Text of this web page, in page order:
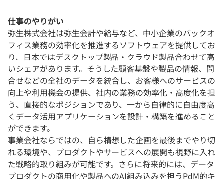
仕事のやりがい
弥生株式会社は弥生会計や給与など、中小企業のバックオ
フィス業務の効率化を推進するソフトウェアを提供してお
り、日本ではデスクトップ製品・クラウド製品合わせて高
いシェアがあります。そうした顧客基盤や製品の情報、問
合せなどの全社のデータを統合し、お客様へのサービスの
向上や利用機会の提供、社内の業務の効率化・高度化を担
う、直接的なポジションであり、一から自律的に自由度高
くデータ活用アプリケーションを設計・構築を進めること
ができます。
事業会社ならではの、自ら構想した企画を最後までやり切
れる環境や、プロダクトやサービスへの展開も視野に入れ
た戦略的取り組みが可能です。さらに将来的には、データ
プロダクトの商用化や製品へのAI組み込みを担うPdM的キ